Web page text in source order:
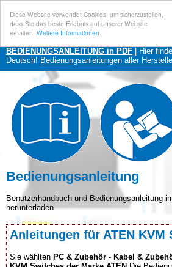
Diese Website verwendet Cookies, um sicherzustellen,
dass Sie das beste Erlebnis auf unserer Website
erhalten. Weitere Informationen
BEDIENUNGSANLEITUNG in PDF | Hier
Deutsch! Bedienungsanleitungen aller
Bedienungsanleitung
Benutzerhandbuch und Bedienungsanleitung
herunterladen
Anleitungen für ATEN KVM
Sie wählten PC & Zubehör - Kabel &